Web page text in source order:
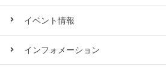
イベント情報
インフォメーション